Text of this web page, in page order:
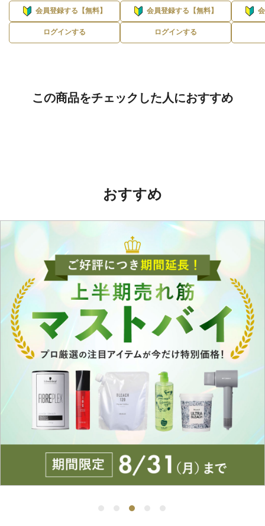
会員登録する【無料】
ログインする
会員登録する【無料】
ログインする
この商品をチェックした人におすすめ
おすすめ